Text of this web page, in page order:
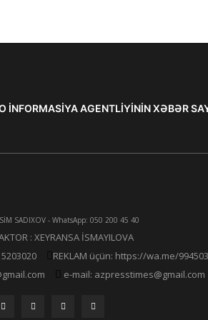
İNFORMASİYA AGENTLİYİNİN XƏBƏR
SADIXOV - WhatsApp: 050 200 45 40
: XEYRANSA İSMAYILOVA
REKLAM üçün: https://wa.me/
e-mail: azpresstimes@gmail.com